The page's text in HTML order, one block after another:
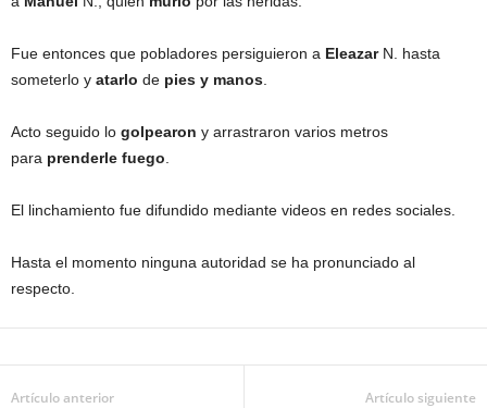
Fue entonces que pobladores persiguieron a EleazarN. hasta
someterlo y atarlo de pies y manos
Acto seguido lo golpearon y arrastraron varios metros
para prenderle fuego
El linchamiento fue difundido mediante videos en redes sociales.
Hasta el momento ninguna autoridad se ha pronunciado al
respecto.
Artículo anterior Artículo siguiente